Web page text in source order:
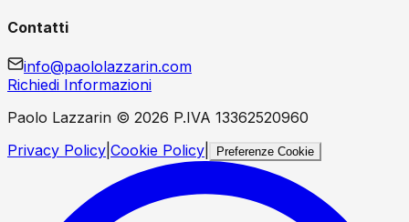
Contatti
info@paololazzarin.com
Richiedi Informazioni
Paolo Lazzarin © 2026 P.IVA 13362520960
Privacy Policy Cookie Policy Preferenze Cookie